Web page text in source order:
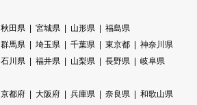
秋田県 宮城県 山形県
福島県
群馬県 埼玉県 千葉県 東京都
神奈川県
石川県 福井県 山梨県 長野県
岐阜県
京都府 大阪府 兵庫県 奈良県
和歌山県